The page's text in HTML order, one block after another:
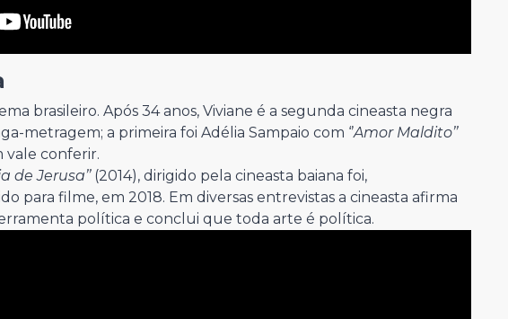
brasileiro. Após 34 anos, Viviane é a segunda cineasta negra
metragem; a primeira foi Adélia Sampaio com ‘’Amor Maldito’’
vale conferir.
de Jerusa’’(2014), dirigido pela cineasta baiana foi,
para filme, em 2018. Em diversas entrevistas a cineasta afirma
política e conclui que toda arte é política.